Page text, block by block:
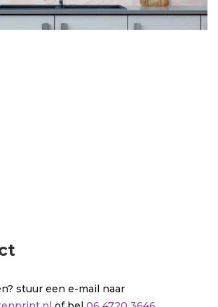
stuur een e-mail naar